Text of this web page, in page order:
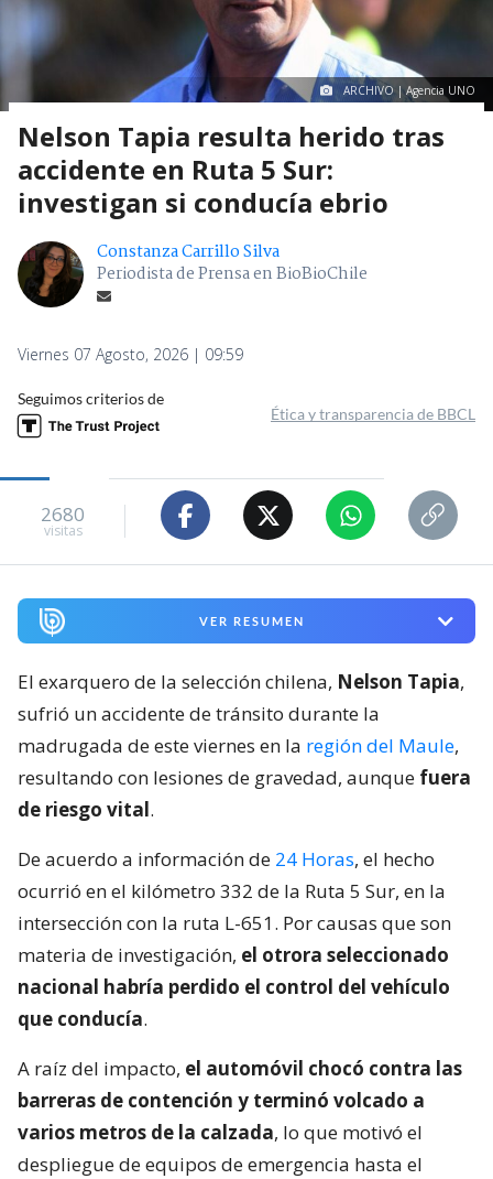
ARCHIVO | Agencia UNO
Nelson Tapia resulta herido tras
accidente en Ruta 5 Sur:
investigan si conducía ebrio
Constanza Carrillo Silva
Periodista de Prensa en BioBioChile
Viernes 07 Agosto, 2026 | 09:59
Seguimos criterios de
Ética y transparencia de BBCL
2680
visitas
VER RESUMEN
El exarquero de la selección chilena, Nelson Tapia,
sufrió un accidente de tránsito durante la
madrugada de este viernes en la región del Maule,
resultando con lesiones de gravedad, aunque fuera
de riesgo vital.
De acuerdo a información de 24 Horas, el hecho
ocurrió en el kilómetro 332 de la Ruta 5 Sur, en la
intersección con la ruta L-651. Por causas que son
materia de investigación, el otrora seleccionado
nacional habría perdido el control del vehículo
que conducía.
A raíz del impacto, el automóvil chocó contra las
barreras de contención y terminó volcado a
varios metros de la calzada, lo que motivó el
despliegue de equipos de emergencia hasta el